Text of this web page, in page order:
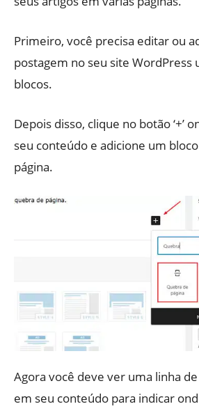
Primeiro, você precisa editar ou
postagem no seu site WordPress
blocos.
Depois disso, clique no botão ‘+’
seu conteúdo e adicione um
página.
Agora você deve ver uma linha
em seu conteúdo para indicar